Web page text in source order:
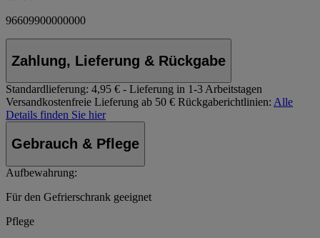
96609900000000
Zahlung, Lieferung & Rückgabe
Standardlieferung: 4,95 € - Lieferung in 1-3 Arbeitstagen
Versandkostenfreie Lieferung ab 50 € Rückgaberichtlinien: Alle
Details finden Sie hier
Gebrauch & Pflege
Aufbewahrung:
Für den Gefrierschrank geeignet
Pflege